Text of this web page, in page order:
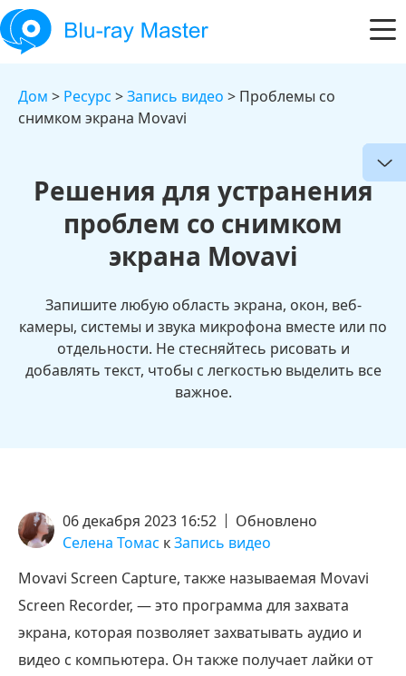
Дом > Ресурс >Запись видео > Проблемы со
снимком экрана Movavi
Решения для устранения
проблем со снимком
экрана Movavi
Запишите любую область экрана, окон, веб-
камеры, системы и звука микрофона вместе или по
отдельности. Не стесняйтесь рисовать и
добавлять текст, чтобы с легкостью выделить все
важное.
06 декабря 2023 16:52
Обновлено
Селена Томас кЗапись видео
Movavi Screen Capture, также называемая Movavi
Screen Recorder, — это программа для захвата
экрана, которая позволяет захватывать аудио и
видео с компьютера. Он также получает лайки от